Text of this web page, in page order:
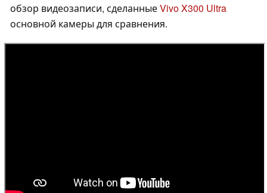
обзор видеозаписи, сделанныеVivo X300 Ultra
основной камеры для сравнения.